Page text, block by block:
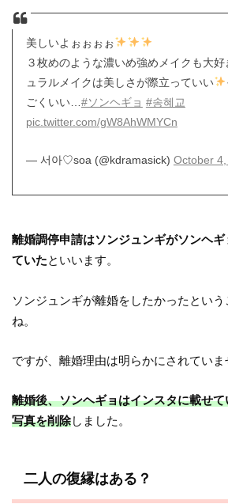
美しいよぉぉぉぉ
３枚めのような濃いめ強めメイクも大
ュラルメイクは美しさが際立っていい
ごくいい… #ソンヘギョ #송혜교
pic.twitter.com/gW8AhWMYCn
— 서아♡soa (@kdramasick) October
離婚調停申請はソンジュンギがソンヘ
ていたといいます。
ソンジュンギが離婚をしたかったという
ね。
ですが、離婚理由は明らかにされていま
離婚後、ソンヘギョはインスタに載せ
写真を削除しました。
二人の復縁はある？